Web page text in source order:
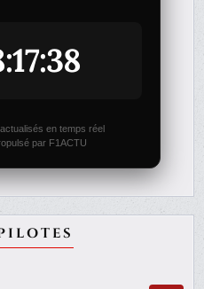
en temps réel
par F1ACTU